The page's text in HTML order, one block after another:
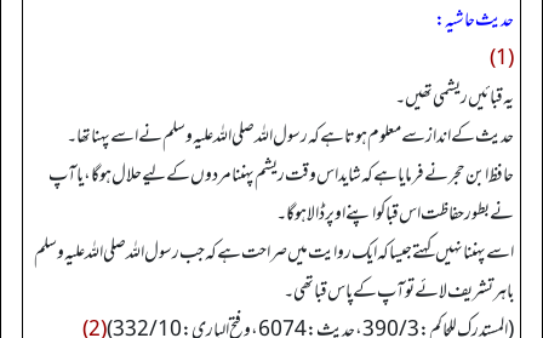
حدیث حاشیہ:
(1)
یہ قبائیں ریشمی تھیں۔
حدیث کے انداز سے معلوم ہوتا ہے کہ رسول اللہ صلی اللہ علیہ وسلم نے اسے پہنا تھا۔
حافظ ابن حجر نے فرمایا ہے کہ شاید اس وقت ریشم پہننا مردوں کے لیے حلال ہو گا، یا آپ
نے بطور حفاظت اس قبا کو اپنے اوپر ڈالا ہو گا۔
اسے پہننا نہیں کہتے جیسا کہ ایک روایت میں صراحت ہے کہ جب رسول اللہ صلی اللہ علیہ وسلم
باہر تشریف لائے تو آپ کے پاس قبا تھی۔
(المستدرك للحاکم: 390/3، حدیث: 6074، و فتح الباري: 332/10)
(2)